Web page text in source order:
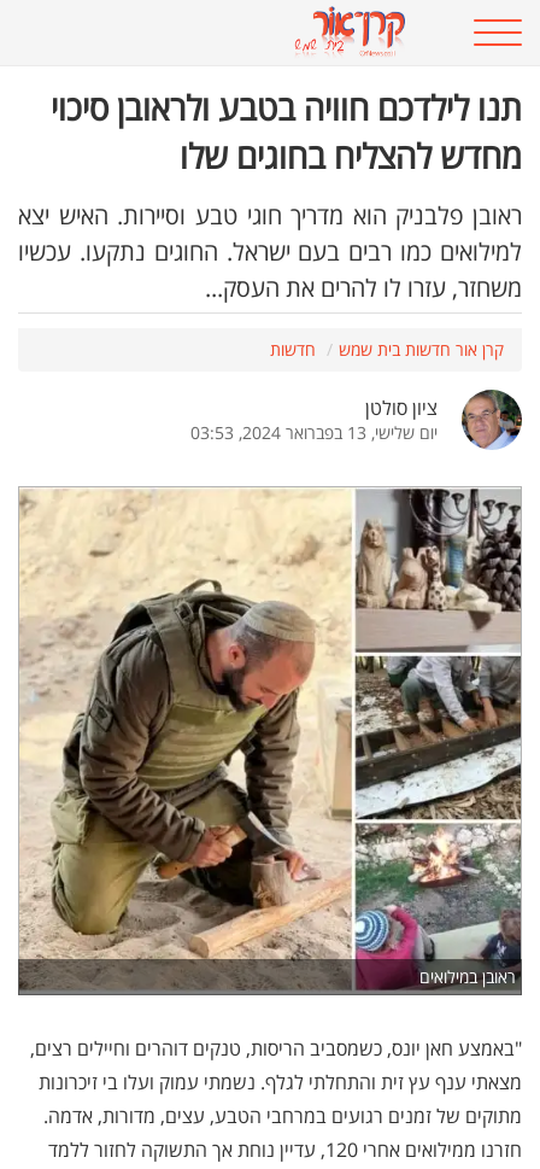
תנו לילדכם חוויה בטבע ולראובן סיכוי
מחדש להצליח בחוגים שלו
ראובן פלבניק הוא מדריך חוגי טבע וסיירות. האיש יצא
למילואים כמו רבים בעם ישראל. החוגים נתקעו. עכשיו
משחזר, עזרו לו להרים את העסק...
קרן אור חדשות בית שמש חדשות
ציון סולטן
יום שלישי, 13 בפברואר 2024, 03:53
ראובן במילואים
"באמצע חאן יונס, כשמסביב הריסות, טנקים דוהרים וחיילים רצים,
מצאתי ענף עץ זית והתחלתי לגלף. נשמתי עמוק ועלו בי זיכרונות
מתוקים של זמנים רגועים במרחבי הטבע, עצים, מדורות, אדמה.
חזרנו ממילואים אחרי 120, עדיין נוחת אך התשוקה לחזור ללמד